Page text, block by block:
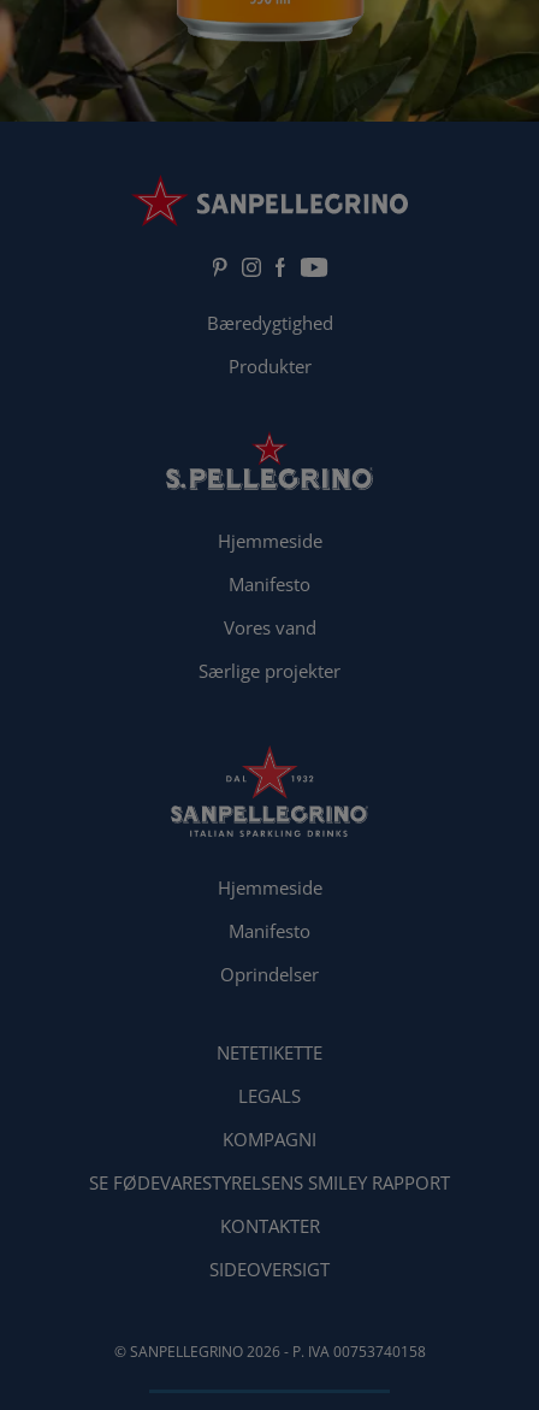
Bæredygtighed
Produkter
Hjemmeside
Manifesto
Vores vand
Særlige projekter
Hjemmeside
Manifesto
Oprindelser
NETETIKETTE
LEGALS
KOMPAGNI
SE FØDEVARESTYRELSENS SMILEY RAPPORT
KONTAKTER
SIDEOVERSIGT
© SANPELLEGRINO 2026 - P. IVA 00753740158